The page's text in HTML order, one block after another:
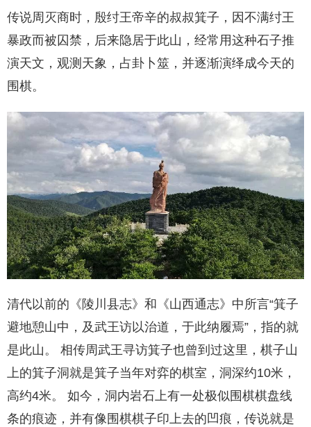
传说周灭商时，殷纣王帝辛的叔叔箕子，因不满纣王
暴政而被囚禁，后来隐居于此山，经常用这种石子推
演天文，观测天象，占卦卜筮，并逐渐演绎成今天的
围棋。
清代以前的《陵川县志》和《山西通志》中所言“箕子
避地憩山中，及武王访以治道，于此纳履焉”，指的就
是此山。 相传周武王寻访箕子也曾到过这里，棋子山
上的箕子洞就是箕子当年对弈的棋室，洞深约10米，
高约4米。 如今，洞内岩石上有一处极似围棋棋盘线
条的痕迹，并有像围棋棋子印上去的凹痕，传说就是